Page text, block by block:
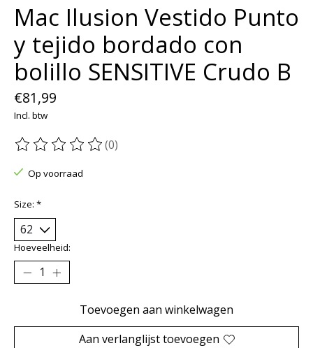
Mac Ilusion Vestido Punto
y tejido bordado con
bolillo SENSITIVE Crudo B
€81,99
Incl. btw
De beoordeling van dit product is
(0)
Op voorraad
Size: *
Hoeveelheid:
Toevoegen aan winkelwagen
Aan verlanglijst toevoegen